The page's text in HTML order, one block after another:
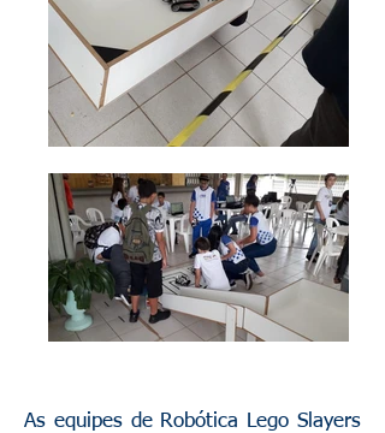
As equipes de Robótica Lego Slayers